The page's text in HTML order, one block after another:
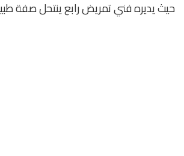
حيث يديره فني تمريض رابع ينتحل صفة